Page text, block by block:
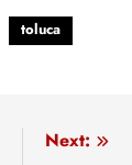
toluca
Next: